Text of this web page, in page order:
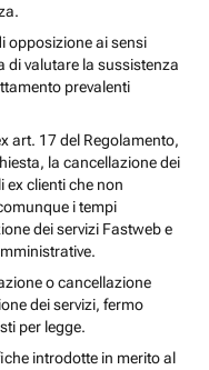
opposizione ai sensi
di valutare la sussistenza
prevalenti
art. 17 del Regolamento,
la cancellazione dei
ex clienti che non
i tempi
dei servizi Fastweb e
o cancellazione
dei servizi, fermo
per legge.
introdotte in merito al